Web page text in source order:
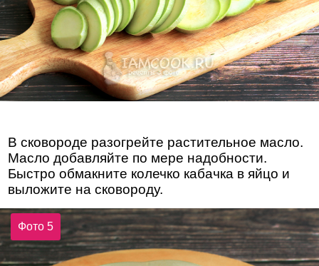
В сковороде разогрейте растительное масло.
Масло добавляйте по мере надобности.
Быстро обмакните колечко кабачка в яйцо и
выложите на сковороду.
Фото 5